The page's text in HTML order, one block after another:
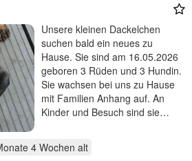
Unsere kleinen Dackelchen
suchen bald ein neues zu
Hause. Sie sind am 16.05.2026
geboren 3 Rüden und 3 Hundin.
Sie wachsen bei uns zu Hause
mit Familien Anhang auf. An
Kinder und Besuch sind sie…
4 Wochen alt